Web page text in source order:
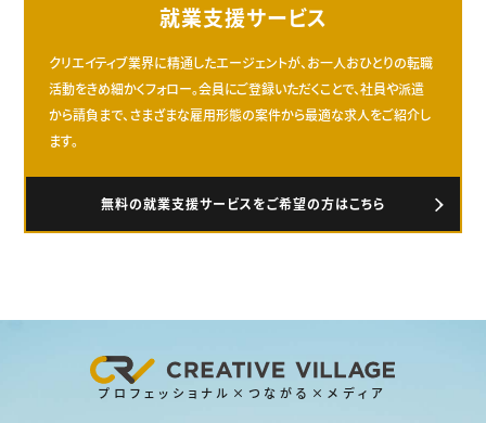
就業支援サービス
クリエイティブ業界に精通したエージェントが、お一人おひとりの転職
活動をきめ細かくフォロー。会員にご登録いただくことで、社員や派遣
から請負まで、さまざまな雇用形態の案件から最適な求人をご紹介し
ます。
無料の就業支援サービスをご希望の方はこちら
プロフェッショナル×つながる×メディア